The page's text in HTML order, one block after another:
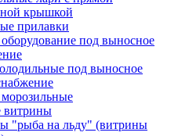
крышкой
прилавки
под выносное
под выносное
витрины
"рыба на льду" (витрины